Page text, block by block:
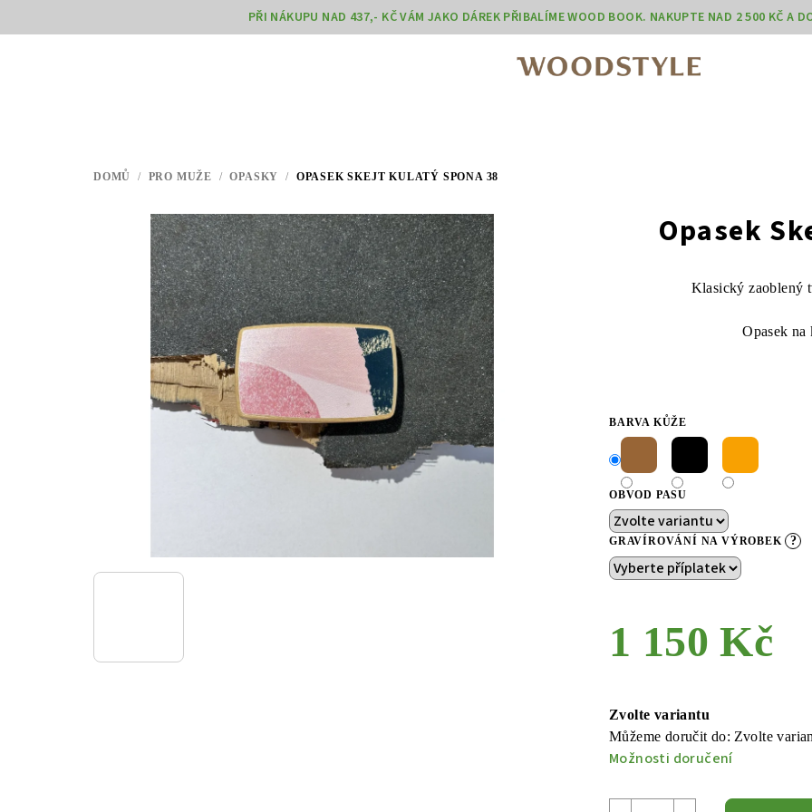
na
PŘI NÁKUPU NAD 437,- KČ VÁM JAKO DÁREK PŘIBALÍME WOOD BOOK. NAKUPTE NAD 2 500 KČ A
DOMŮ / PRO MUŽE / OPASKY / OPASEK SKEJT KULATÝ SPONA 38
Opasek
Klasický zaoblený
Opasek na
BARVA KŮŽE
OBVOD PASU
GRAVÍROVÁNÍ NA VÝROBEK ?
1 150 Kč
cena:
Zvolte variantu
Můžeme doručit do: Zvolte
Možnosti doručení